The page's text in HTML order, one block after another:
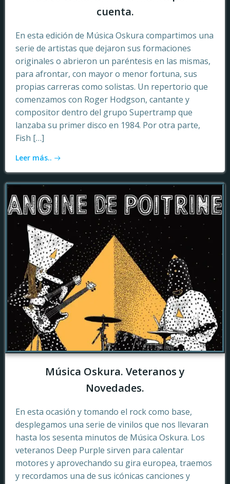
cuenta.
En esta edición de Música Oskura compartimos una
serie de artistas que dejaron sus formaciones
originales o abrieron un paréntesis en las mismas,
para afrontar, con mayor o menor fortuna, sus
propias carreras como solistas. Un repertorio que
comenzamos con Roger Hodgson, cantante y
compositor dentro del grupo Supertramp que
lanzaba su primer disco en 1984. Por otra parte,
Fish […]
Leer más..
Música Oskura. Veteranos y
Novedades.
En esta ocasión y tomando el rock como base,
desplegamos una serie de vinilos que nos llevaran
hasta los sesenta minutos de Música Oskura. Los
veteranos Deep Purple sirven para calentar
motores y aprovechando su gira europea, traemos
y recordamos una de sus icónicas canciones y